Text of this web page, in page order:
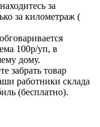
за
за километраж (
100р/уп, в
дому.
забрать товар
работники склада
(бесплатно).